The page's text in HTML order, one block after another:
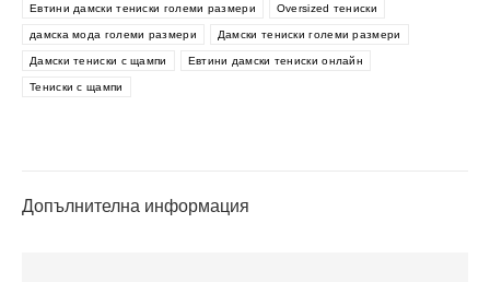
Том
и
Джери
Eвтини дамски тениски големи размери Oversized тениски
дамска мода големи размери Дамски тениски големи размери
Дамски тениски с щампи Евтини дамски тениски онлайн
Тениски с щампи
Допълнителна информация